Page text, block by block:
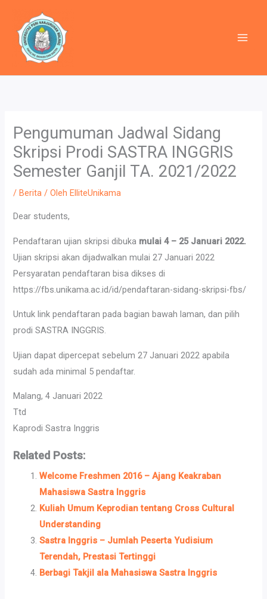
konten
Pengumuman Jadwal Sidang
Skripsi Prodi SASTRA INGGRIS
Semester Ganjil TA. 2021/2022
/ Berita / Oleh ElliteUnikama
Dear students,
Pendaftaran ujian skripsi dibuka mulai 4 – 25 Januari 2022.
Ujian skripsi akan dijadwalkan mulai 27 Januari 2022
Persyaratan pendaftaran bisa dikses di
https://fbs.unikama.ac.id/id/pendaftaran-sidang-skripsi-fbs/
Untuk link pendaftaran pada bagian bawah laman, dan pilih
prodi SASTRA INGGRIS.
Ujian dapat dipercepat sebelum 27 Januari 2022 apabila
sudah ada minimal 5 pendaftar.
Malang, 4 Januari 2022
Ttd
Kaprodi Sastra Inggris
Related Posts:
Welcome Freshmen 2016 – Ajang Keakraban
Mahasiswa Sastra Inggris
Kuliah Umum Keprodian tentang Cross Cultural
Understanding
Sastra Inggris – Jumlah Peserta Yudisium
Terendah, Prestasi Tertinggi
Berbagi Takjil ala Mahasiswa Sastra Inggris